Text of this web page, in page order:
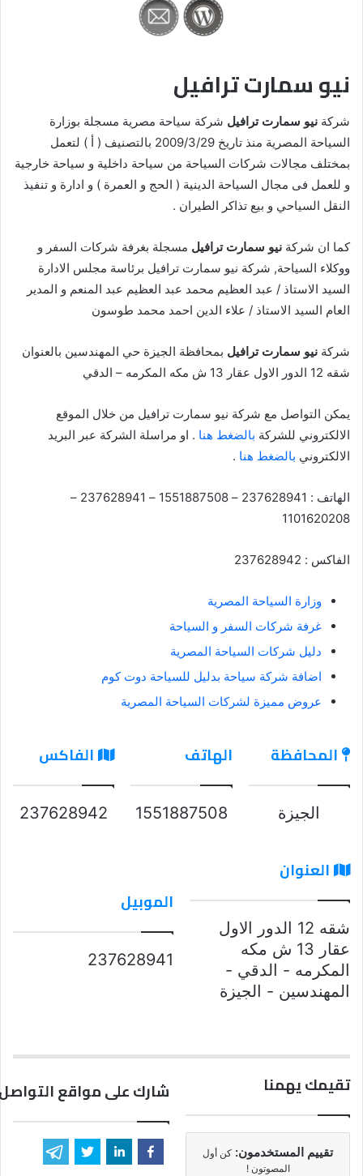
نيو سمارت ترافيل
شركة نيو سمارت ترافيل شركة سياحة مصرية مسجلة بوزارة
السياحة المصرية منذ تاريخ 2009/3/29 بالتصنيف ( أ ) لتعمل
بمختلف مجالات شركات السياحة من سياحة داخلية و سياحة خارجية
و للعمل فى مجال السياحة الدينية ( الحج و العمرة ) و ادارة و تنفيذ
النقل السياحي و بيع تذاكر الطيران .
كما ان شركة نيو سمارت ترافيل مسجلة بغرفة شركات السفر و
ووكلاء السياحة, شركة نيو سمارت ترافيل برئاسة مجلس الادارة
السيد الاستاذ / عبد العظيم محمد عبد العظيم عبد المنعم و المدير
العام السيد الاستاذ / علاء الدين احمد محمد طوسون
شركة نيو سمارت ترافيل بمحافظة الجيزة حي المهندسين بالعنوان
شقه 12 الدور الاول عقار 13 ش مكه المكرمه – الدقي
يمكن التواصل مع شركة نيو سمارت ترافيل من خلال الموقع
الالكتروني للشركة بالضغط هنا . او مراسلة الشركة عبر البريد
الالكتروني بالضغط هنا .
الهاتف : 237628941 – 1551887508 – 237628941 –
1101620208
الفاكس : 237628942
وزارة السياحة المصرية
غرفة شركات السفر و السياحة
دليل شركات السياحة المصرية
اضافة شركة سياحة بدليل للسياحة دوت كوم
عروض مميزة لشركات السياحة المصرية
المحافظة
الجيزة
الهاتف
1551887508
الفاكس
237628942
العنوان
شقه 12 الدور الاول
عقار 13 ش مكه
المكرمه - الدقي -
المهندسين - الجيزة
الموبيل
237628941
تقيمك يهمنا
تقييم المستخدمون: كن أول
المصوتون !
شارك على مواقع